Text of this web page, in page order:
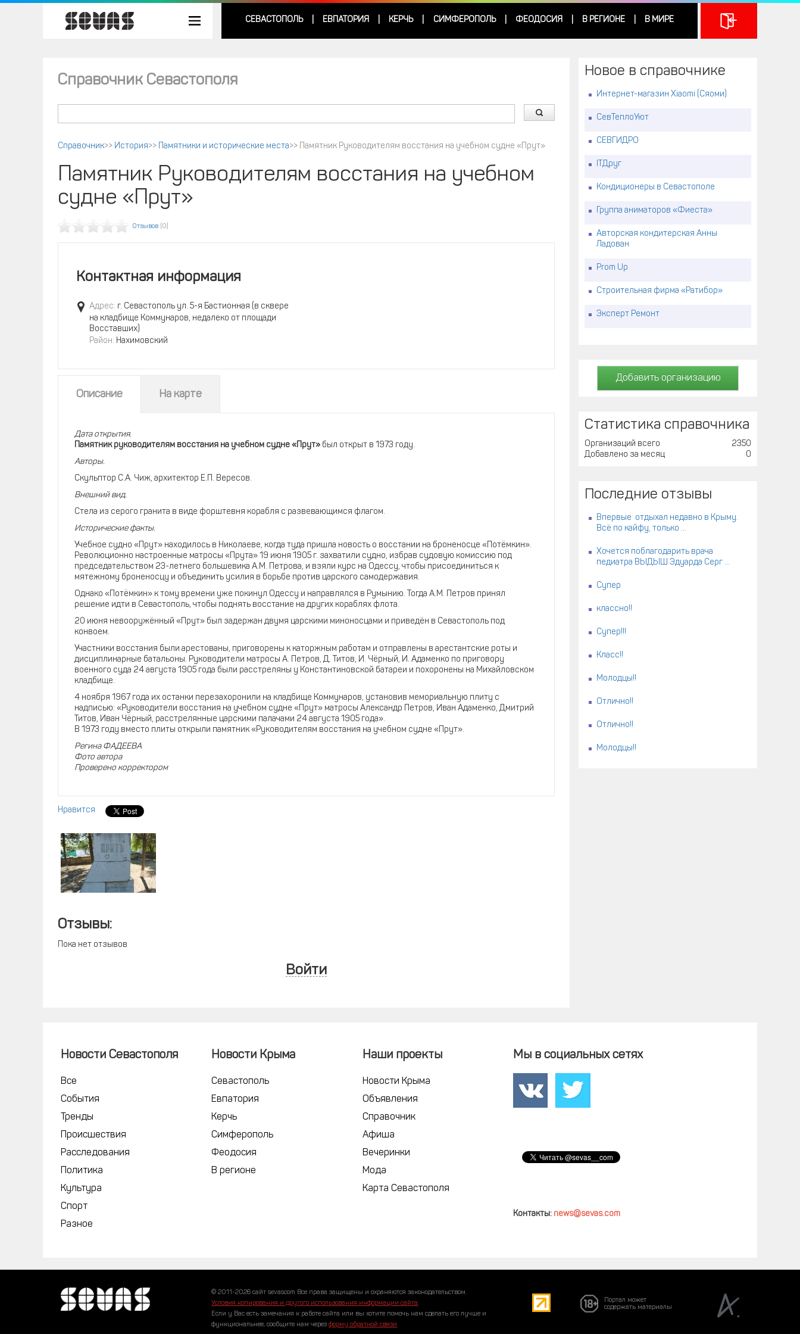
СЕВАСТОПОЛЬ ЕВПАТОРИЯ КЕРЧЬ СИМФЕРОПОЛЬ ФЕОДОСИЯ В РЕГИОНЕ В МИРЕ
Справочник Севастополя
Справочник>> История>> Памятники и исторические места>> Памятник Руководителям восстания на учебном судне «Прут»
Памятник Руководителям восстания на учебном
судне «Прут»
Отзывов (0)
Контактная информация
Адрес: г. Севастополь ул. 5-я Бастионная (в сквере
на кладбище Коммунаров, недалеко от площади
Восставших)
Район: Нахимовский
Описание На карте
Дата открытия.
Памятник руководителям восстания на учебном судне «Прут» был открыт в 1973 году.
Авторы.
Скульптор С.А. Чиж, архитектор Е.П. Вересов.
Внешний вид.
Стела из серого гранита в виде форштевня корабля с развевающимся флагом.
Исторические факты.
Учебное судно «Прут» находилось в Николаеве, когда туда пришла новость о восстании на броненосце «Потёмкин».
Революционно настроенные матросы «Прута» 19 июня 1905 г. захватили судно, избрав судовую комиссию под
председательством 23-летнего большевика А.М. Петрова, и взяли курс на Одессу, чтобы присоединиться к
мятежному броненосцу и объединить усилия в борьбе против царского самодержавия.
Однако «Потёмкин» к тому времени уже покинул Одессу и направлялся в Румынию. Тогда А.М. Петров принял
решение идти в Севастополь, чтобы поднять восстание на других кораблях флота.
20 июня невооружённый «Прут» был задержан двумя царскими миноносцами и приведён в Севастополь под
конвоем.
Участники восстания были арестованы, приговорены к каторжным работам и отправлены в арестантские роты и
дисциплинарные батальоны. Руководители матросы А. Петров, Д. Титов, И. Чёрный, И. Адаменко по приговору
военного суда 24 августа 1905 года были расстреляны у Константиновской батареи и похоронены на Михайловском
кладбище.
4 ноября 1967 года их останки перезахоронили на кладбище Коммунаров, установив мемориальную плиту с
надписью: «Руководители восстания на учебном судне «Прут» матросы Александр Петров, Иван Адаменко, Дмитрий
Титов, Иван Чёрный, расстрелянные царскими палачами 24 августа 1905 года».
В 1973 году вместо плиты открыли памятник «Руководителям восстания на учебном судне «Прут».
Регина ФАДЕЕВА
Фото автора
Проверено корректором
Нравится
Отзывы:
Пока нет отзывов
Войти
Новое в справочнике
Интернет-магазин Xiaomi (Сяоми)
СевТеплоУют
СЕВГИДРО
ITДруг
Кондиционеры в Севастополе
Группа аниматоров «Фиеста»
Авторская кондитерская Анны
Ладован
Prom Up
Строительная фирма «Ратибор»
Эксперт Ремонт
Добавить организацию
Статистика справочника
2350
Организаций всего
0
Добавлено за месяц
Последние отзывы
Впервые отдыхал недавно в Крыму.
Всё по кайфу, только ...
Хочется поблагодарить врача
педиатра ВЫДЫШ Эдуарда Серг ...
Супер
классно!!
Супер!!!
Класс!!
Молодцы!!
Отлично!!
Отлично!!
Молодцы!!
Новости Севастополя
Все
События
Тренды
Происшествия
Расследования
Политика
Культура
Спорт
Разное
Новости Крыма
Севастополь
Евпатория
Керчь
Симферополь
Феодосия
В регионе
Наши проекты
Новости Крыма
Объявления
Справочник
Афиша
Вечеринки
Мода
Карта Севастополя
Мы в социальных сетях
Контакты: news@sevas.com
© 2011-2026 сайт sevascom Все права защищены и охраняются законодательством.
Условия копирования и другого использования информации сайта.
Если у Вас есть замечания к работе сайта или вы хотите помочь нам сделать его лучше и
функциональнее, сообщите нам черезформу обратной связи
Портал может
содержать материалы